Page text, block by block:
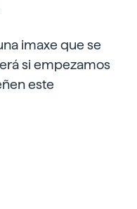
imaxe que se
si empezamos
este